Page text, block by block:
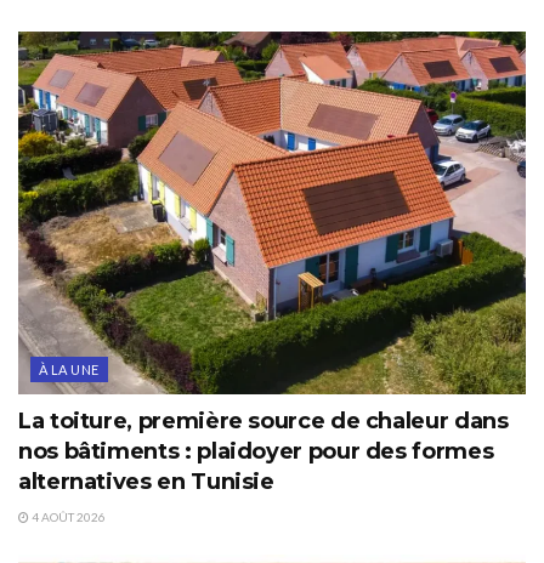
À LA UNE
La toiture, première source de chaleur dans
nos bâtiments : plaidoyer pour des formes
alternatives en Tunisie
4 AOÛT 2026